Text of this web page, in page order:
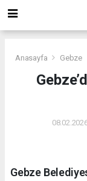
Anasayfa Gebze
Gebze